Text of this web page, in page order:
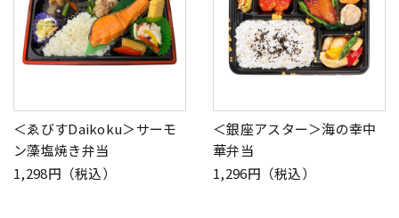
＜ゑびすDaikoku＞サーモ
ン藻塩焼き弁当
1,298円（税込）
＜銀座アスター＞海の幸中
華弁当
1,296円（税込）